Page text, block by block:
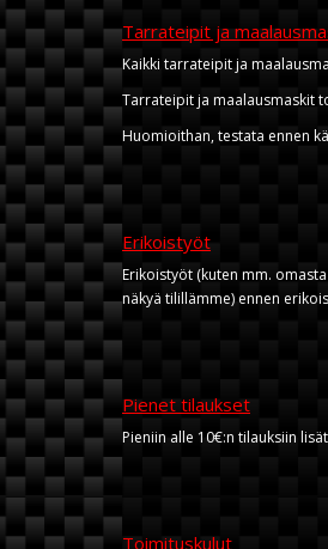
Tarrateipit ja
Kaikki tarrateipit ja
Tarrateipit ja maalausmaskit
Huomioithan, testata ennen
Erikoistyöt
Erikoistyöt (kuten mm.
näkyä tilillämme) ennen
Pienet tilaukset
Pieniin alle 10€:n tilauksiin
Toimituskulut